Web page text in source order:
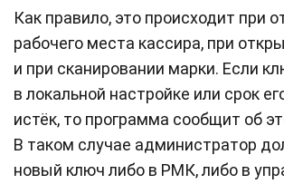
Как правило, это происходит при
рабочего места кассира, при
и при сканировании марки. Если
в локальной настройке или срок
истёк, то программа сообщит об
В таком случае администратор
новый ключ либо в РМК, либо в